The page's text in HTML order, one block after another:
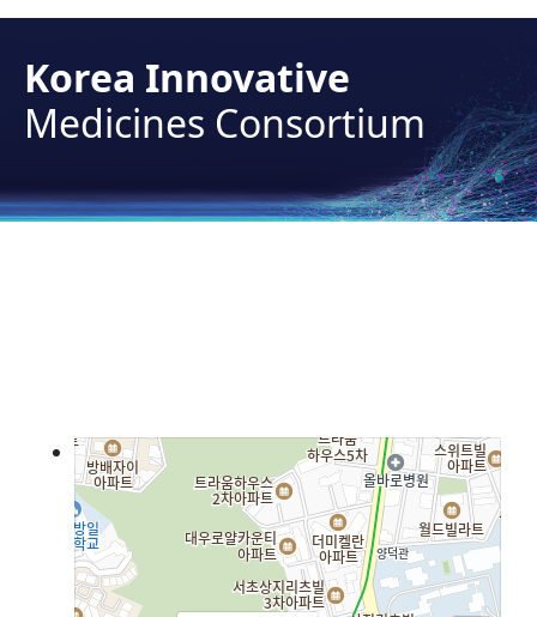
Korea Innovative
Medicines Consortium